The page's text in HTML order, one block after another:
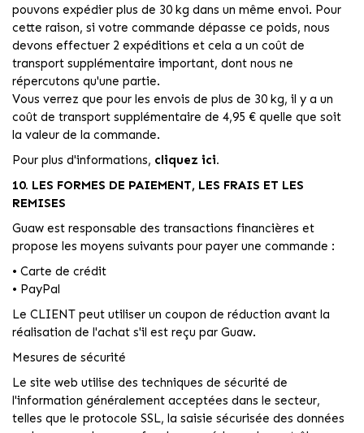
pouvons expédier plus de 30 kg dans un même envoi. Pour
cette raison, si votre commande dépasse ce poids, nous
devons effectuer 2 expéditions et cela a un coût de
transport supplémentaire important, dont nous ne
répercutons qu'une partie.
Vous verrez que pour les envois de plus de 30 kg, il y a un
coût de transport supplémentaire de 4,95 € quelle que soit
la valeur de la commande.
Pour plus d'informations, cliquez ici.
10. LES FORMES DE PAIEMENT, LES FRAIS ET LES
REMISES
Guaw est responsable des transactions financières et
propose les moyens suivants pour payer une commande :
• Carte de crédit
• PayPal
Le CLIENT peut utiliser un coupon de réduction avant la
réalisation de l'achat s'il est reçu par Guaw.
Mesures de sécurité
Le site web utilise des techniques de sécurité de
l'information généralement acceptées dans le secteur,
telles que le protocole SSL, la saisie sécurisée des données